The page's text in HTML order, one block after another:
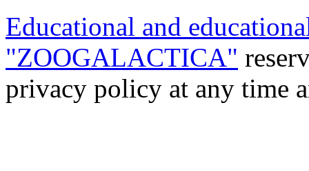
Educational and
"ZOOGALACTICA"
privacy policy at any time